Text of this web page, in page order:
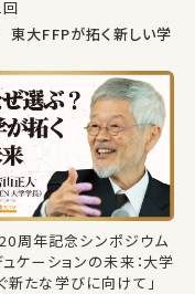
大FFPが拓く新しい学
周年記念シンポジウム
ュケーションの未来：大学
新たな学びに向けて」